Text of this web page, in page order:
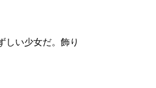
しい少女だ。飾り